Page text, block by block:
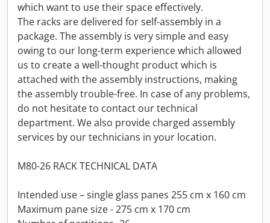
which want to use their space effectively.
The racks are delivered for self-assembly in a
package. The assembly is very simple and easy
owing to our long-term experience which allowed
us to create a well-thought product which is
attached with the assembly instructions, making
the assembly trouble-free. In case of any problems,
do not hesitate to contact our technical
department. We also provide charged assembly
services by our technicians in your location.
M80-26 RACK TECHNICAL DATA
Intended use – single glass panes 255 cm x 160 cm
Maximum pane size - 275 cm x 170 cm